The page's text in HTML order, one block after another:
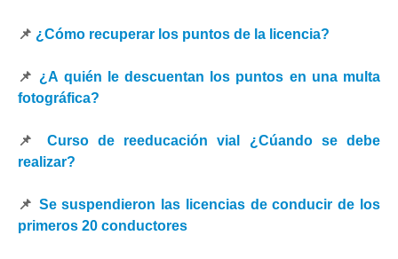
📌 ¿Cómo recuperar los puntos de la licencia?
📌 ¿A quién le descuentan los puntos en una multa
fotográfica?
📌 Curso de reeducación vial ¿Cúando se debe
realizar?
📌 Se suspendieron las licencias de conducir de los
primeros 20 conductores